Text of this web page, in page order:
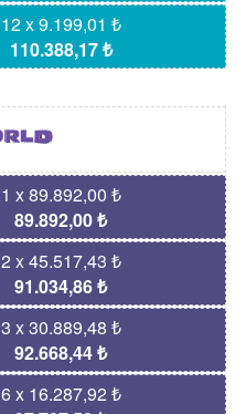
12 x 9.199,01 ₺
110.388,17 ₺
1 x 89.892,00 ₺
89.892,00 ₺
2 x 45.517,43 ₺
91.034,86 ₺
3 x 30.889,48 ₺
92.668,44 ₺
6 x 16.287,92 ₺